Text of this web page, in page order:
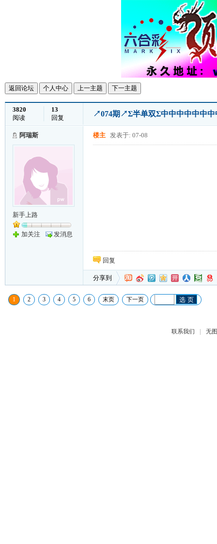
返回论坛 个人中心 上一主题 下一主题
3820
阅读
13
回复
↗074期↗Σ半单双Σ中中中中中中
阿瑞斯
新手上路
加关注 发消息
楼主 发表于: 07-08
回复
分享到
1 2 3 4 5 6 末页 下一页 选 页
联系我们 | 无